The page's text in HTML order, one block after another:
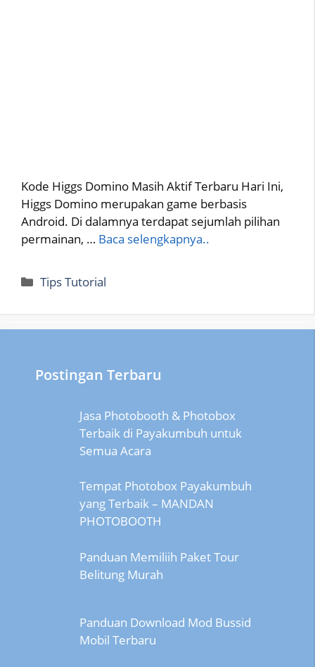
Kode Higgs Domino Masih Aktif Terbaru Hari Ini,
Higgs Domino merupakan game berbasis
Android. Di dalamnya terdapat sejumlah pilihan
permainan, … Baca selengkapnya..
Categories
Tips Tutorial
Postingan Terbaru
Jasa Photobooth & Photobox
Terbaik di Payakumbuh untuk
Semua Acara
Tempat Photobox Payakumbuh
yang Terbaik – MANDAN
PHOTOBOOTH
Panduan Memiliih Paket Tour
Belitung Murah
Panduan Download Mod Bussid
Mobil Terbaru